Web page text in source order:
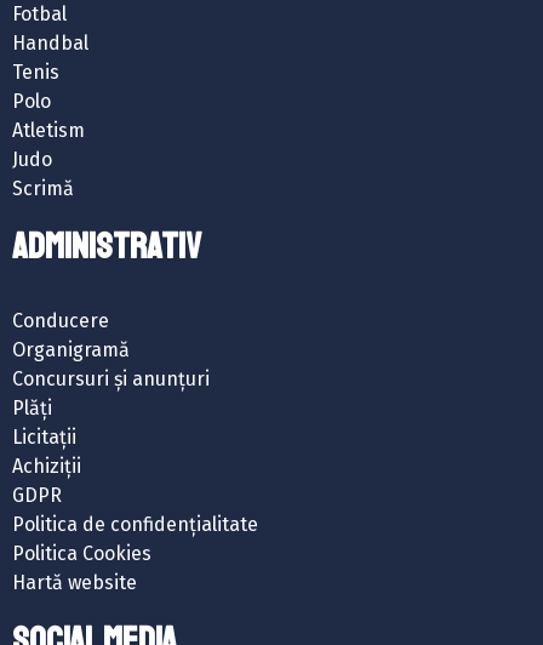
Fotbal
Handbal
Tenis
Polo
Atletism
Judo
Scrimă
ADMINISTRATIV
Conducere
Organigramă
Concursuri și anunțuri
Plăți
Licitații
Achiziții
GDPR
Politica de confidențialitate
Politica Cookies
Hartă website